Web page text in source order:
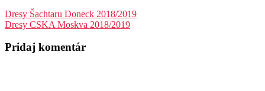
Navigácia
v
článku
Dresy Šachtaru Doneck 2018/2019
Dresy CSKA Moskva 2018/2019
Pridaj komentár